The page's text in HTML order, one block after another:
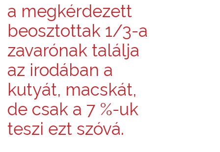
a megkérdezett
beosztottak 1/3-a
zavarónak találja
az irodában a
kutyát, macskát,
de csak a 7 %-uk
teszi ezt szóvá.